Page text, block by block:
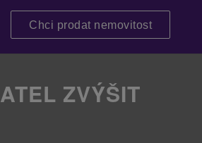
Chci prodat nemovitost
ZVÝŠIT